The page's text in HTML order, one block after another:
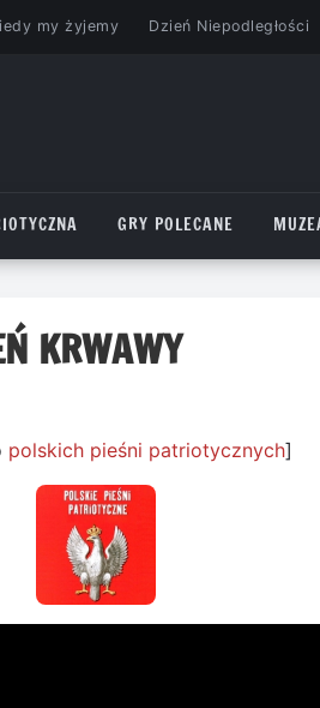
my żyjemy Dzień Niepodległości
GRY POLECANE
KRWAWY
polskich pieśni patriotycznych]